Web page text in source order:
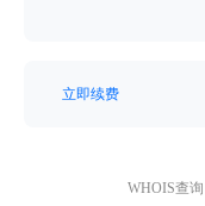
立即续费
WHOIS查询